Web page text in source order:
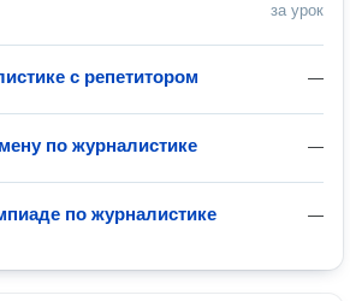
за урок
—
с репетитором
—
по журналистике
—
по журналистике